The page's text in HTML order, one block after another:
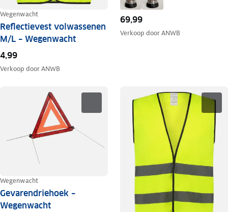
Wegenwacht
Reflectievest volwassenen
M/L – Wegenwacht
4,99
Verkoop doorANWB
69,99
Verkoop doorANWB
Wegenwacht
Gevarendriehoek –
Wegenwacht